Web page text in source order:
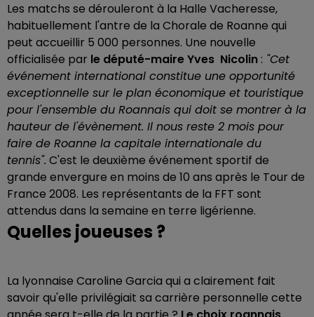
Les matchs se dérouleront à la Halle Vacheresse,
habituellement l'antre de la Chorale de Roanne qui
peut accueillir 5 000 personnes. Une nouvelle
officialisée par le député-maire Yves Nicolin : "Cet
événement international constitue une opportunité
exceptionnelle sur le plan économique et touristique
pour l'ensemble du Roannais qui doit se montrer à la
hauteur de l'évènement. Il nous reste 2 mois pour
faire de Roanne la capitale internationale du
tennis". C'est le deuxième événement sportif de
grande envergure en moins de 10 ans après le Tour de
France 2008. Les représentants de la FFT sont
attendus dans la semaine en terre ligérienne.
Quelles joueuses ?
La lyonnaise Caroline Garcia qui a clairement fait
savoir qu'elle privilégiait sa carrière personnelle cette